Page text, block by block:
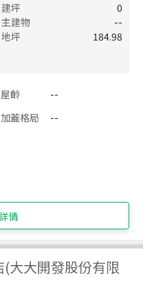
建坪
0
主建物
--
地坪
184.98
屋齡
--
加蓋格局
--
情
大大開發股份有限